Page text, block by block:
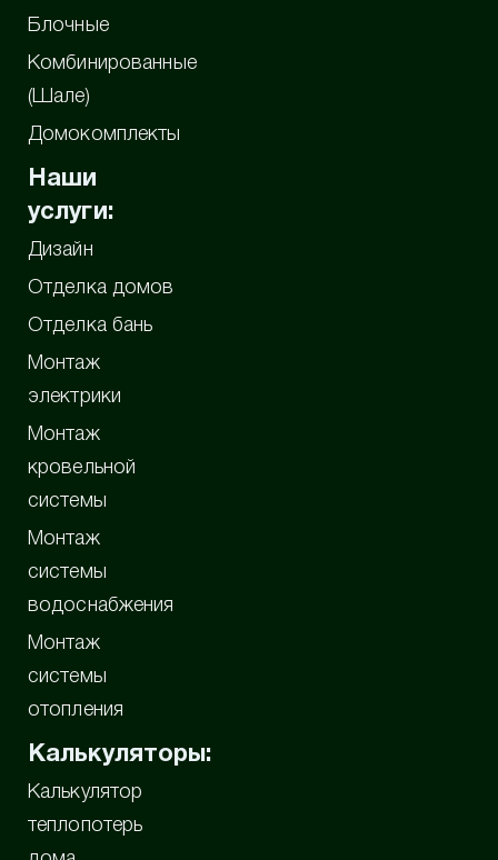
Блочные
Комбинированные
(Шале)
Домокомплекты
Наши
услуги:
Дизайн
Отделка домов
Отделка бань
Монтаж
электрики
Монтаж
кровельной
системы
Монтаж
системы
водоснабжения
Монтаж
системы
отопления
Калькуляторы:
Калькулятор
теплопотерь